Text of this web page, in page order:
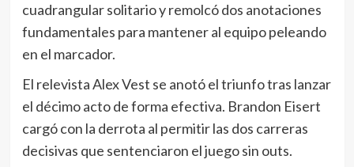
cuadrangular solitario y remolcó dos anotaciones
fundamentales para mantener al equipo peleando
en el marcador.
El relevista Alex Vest se anotó el triunfo tras lanzar
el décimo acto de forma efectiva. Brandon Eisert
cargó con la derrota al permitir las dos carreras
decisivas que sentenciaron el juego sin outs.